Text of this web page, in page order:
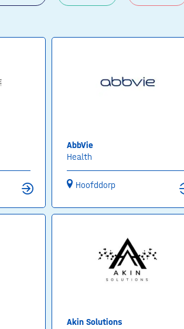
AbbVie
Health
Hoofddorp
Akin Solutions